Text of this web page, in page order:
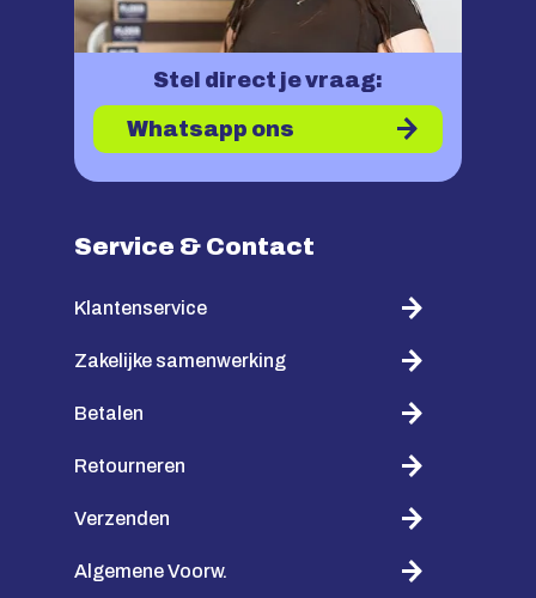
Stel direct je vraag:
Whatsapp ons
Service & Contact
Klantenservice
Zakelijke samenwerking
Betalen
Retourneren
Verzenden
Algemene Voorw.